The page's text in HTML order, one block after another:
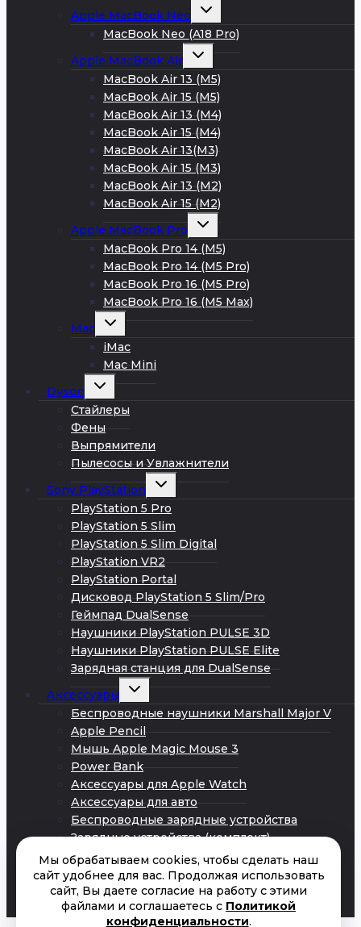
Мы обрабатываем cookies, чтобы сделать наш
сайт удобнее для вас. Продолжая использовать
сайт, Вы даете согласие на работу с этими
файлами и соглашаетесь с Политикой
конфиденциальности.
Apple MacBook Neo
Развернуть
меню
MacBook Neo (A18 Pro)
Apple MacBook Air
Развернуть
меню
MacBook Air 13 (M5)
MacBook Air 15 (M5)
MacBook Air 13 (M4)
MacBook Air 15 (M4)
MacBook Air 13(M3)
MacBook Air 15 (M3)
MacBook Air 13 (M2)
MacBook Air 15 (M2)
Apple MacBook Pro
Развернуть
меню
MacBook Pro 14 (M5)
MacBook Pro 14 (M5 Pro)
MacBook Pro 16 (M5 Pro)
MacBook Pro 16 (M5 Max)
Mac
Развернуть
меню
iMac
Mac Mini
Dyson
Развернуть
меню
Стайлеры
Фены
Выпрямители
Пылесосы и Увлажнители
Sony PlayStation
Развернуть
меню
PlayStation 5 Pro
PlayStation 5 Slim
PlayStation 5 Slim Digital
PlayStation VR2
PlayStation Portal
Дисковод PlayStation 5 Slim/Pro
Геймпад DualSense
Наушники PlayStation PULSE 3D
Наушники PlayStation PULSE Elite
Зарядная станция для DualSense
Аксессуары
Развернуть
меню
Беспроводные наушники Marshall Major V
Apple Pencil
Мышь Apple Magic Mouse 3
Power Bank
Аксессуары для Apple Watch
Аксессуары для авто
Беспроводные зарядные устройства
Зарядные устройства (комплект)
Кабели Android
Кабели iPhone
Сетевые адаптеры питания
Акции